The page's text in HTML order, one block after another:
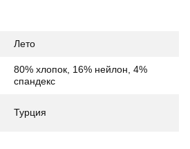
Лето
80% хлопок, 16% нейлон, 4%
спандекс
Турция